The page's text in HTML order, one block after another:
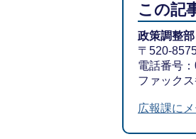
この記
政策調整
〒520-
電話番号
ファック
広報課に